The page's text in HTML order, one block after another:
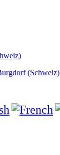
(Schweiz)